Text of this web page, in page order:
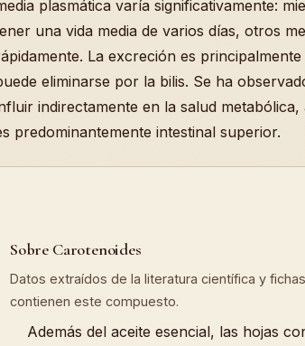
plasmática varía significativamente:
una vida media de varios días, otros
La excreción es
eliminarse por la bilis. Se ha
indirectamente en la salud
predominantemente intestinal superior.
Sobre Carotenoides
Datos extraídos de la literatura científica y
contienen este compuesto.
Además del aceite esencial, las hojas